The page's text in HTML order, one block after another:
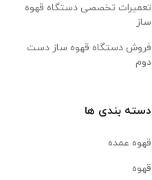
تعمیرات تخصصی دستگاه قهوه
ساز
فروش دستگاه قهوه ساز دست
دوم
دسته بندی ها
قهوه عمده
قهوه